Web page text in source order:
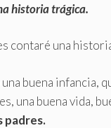
historia trágica.
contaré una
buena infancia,
una buena vida,
padres.